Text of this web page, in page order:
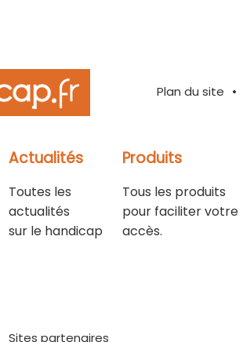
Plan du site
Actualités
Toutes les
actualités
sur le handicap
Produits
Tous les produits
pour faciliter votre
accès.
Sites partenaires